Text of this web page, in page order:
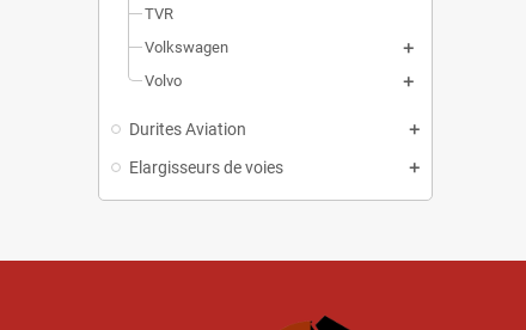
TVR
Volkswagen
Volvo
Durites Aviation
Elargisseurs de voies